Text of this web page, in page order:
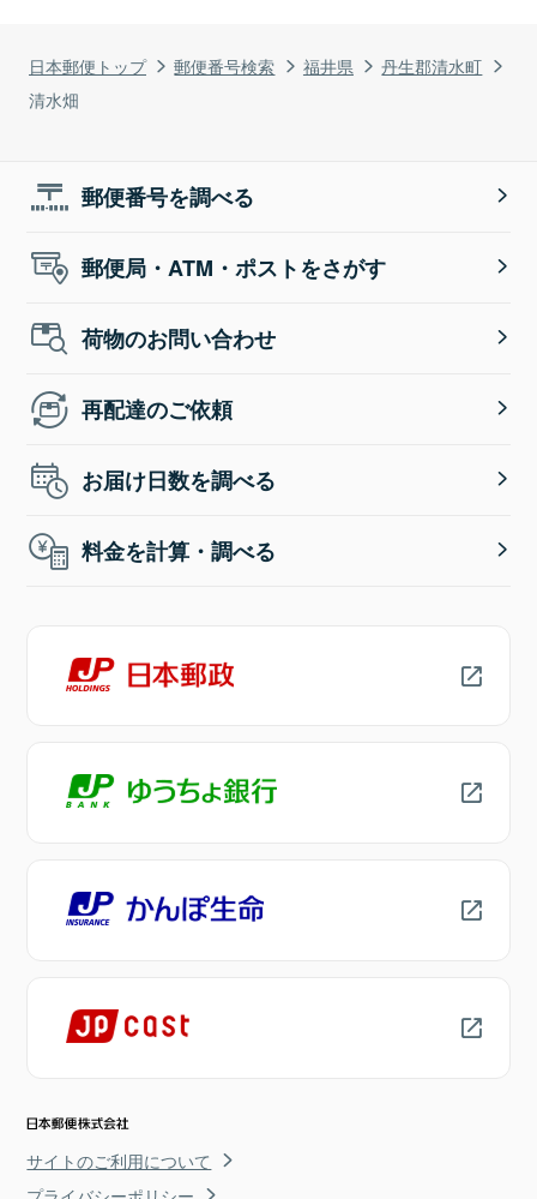
日本郵便トップ 郵便番号検索 福井県
丹生郡清水町
清水畑
郵便番号を調べる
郵便局・ATM・ポストをさがす
荷物のお問い合わせ
再配達のご依頼
お届け日数を調べる
料金を計算・調べる
サイトのご利用について